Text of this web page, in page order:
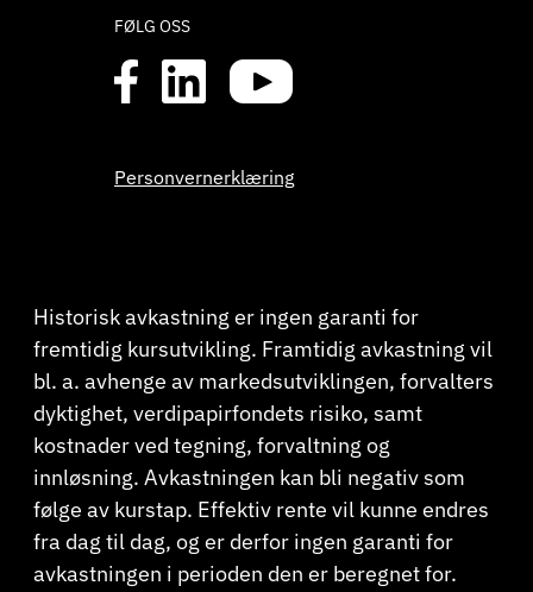
FØLG OSS
Personvernerklæring
Historisk avkastning er ingen garanti for
fremtidig kursutvikling. Framtidig avkastning vil
bl. a. avhenge av markedsutviklingen, forvalters
dyktighet, verdipapirfondets risiko, samt
kostnader ved tegning, forvaltning og
innløsning. Avkastningen kan bli negativ som
følge av kurstap. Effektiv rente vil kunne endres
fra dag til dag, og er derfor ingen garanti for
avkastningen i perioden den er beregnet for.